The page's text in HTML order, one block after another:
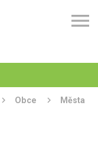

Obce Města